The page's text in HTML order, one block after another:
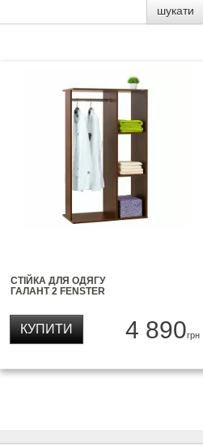
шукати
СТІЙКА ДЛЯ ОДЯГУ
ГАЛАНТ 2 FENSTER
4 890грн
КУПИТИ